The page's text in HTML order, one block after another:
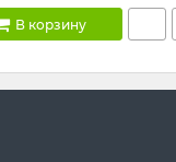
В корзину